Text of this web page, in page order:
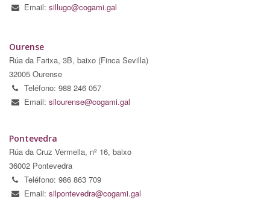
Email: sillugo@cogami.gal
Ourense
Rúa da Farixa, 3B, baixo (Finca Sevilla)
32005 Ourense
Teléfono: 988 246 057
Email: silourense@cogami.gal
Pontevedra
Rúa da Cruz Vermella, nº 16, baixo
36002 Pontevedra
Teléfono: 986 863 709
Email: silpontevedra@cogami.gal